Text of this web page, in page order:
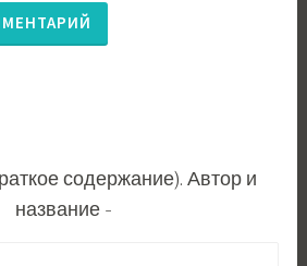
содержание). Автор и
название